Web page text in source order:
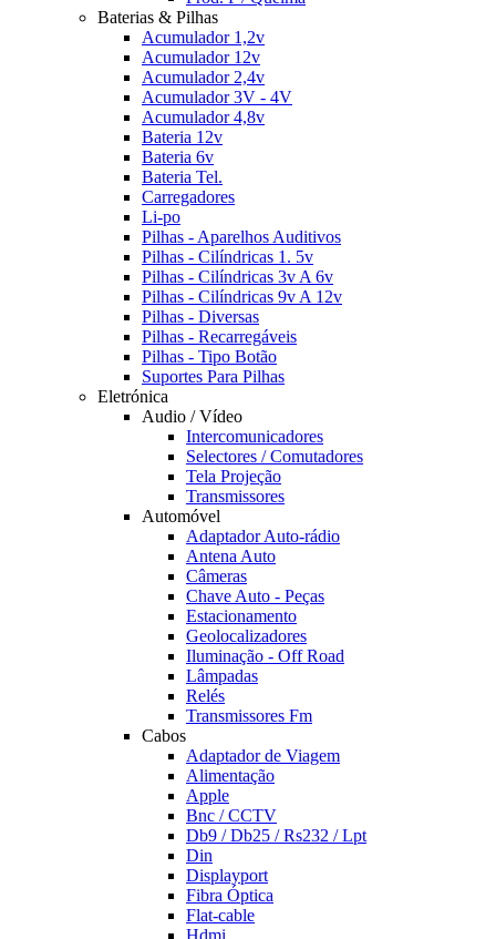
Baterias & Pilhas
Acumulador 1,2v
Acumulador 12v
Acumulador 2,4v
Acumulador 3V - 4V
Acumulador 4,8v
Bateria 12v
Bateria 6v
Bateria Tel.
Carregadores
Li-po
Pilhas - Aparelhos Auditivos
Pilhas - Cilíndricas 1. 5v
Pilhas - Cilíndricas 3v A 6v
Pilhas - Cilíndricas 9v A 12v
Pilhas - Diversas
Pilhas - Recarregáveis
Pilhas - Tipo Botão
Suportes Para Pilhas
Eletrónica
Audio / Vídeo
Intercomunicadores
Selectores / Comutadores
Tela Projeção
Transmissores
Automóvel
Adaptador Auto-rádio
Antena Auto
Câmeras
Chave Auto - Peças
Estacionamento
Geolocalizadores
Iluminação - Off Road
Lâmpadas
Relés
Transmissores Fm
Cabos
Adaptador de Viagem
Alimentação
Apple
Bnc / CCTV
Db9 / Db25 / Rs232 / Lpt
Din
Displayport
Fibra Óptica
Flat-cable
Hdmi